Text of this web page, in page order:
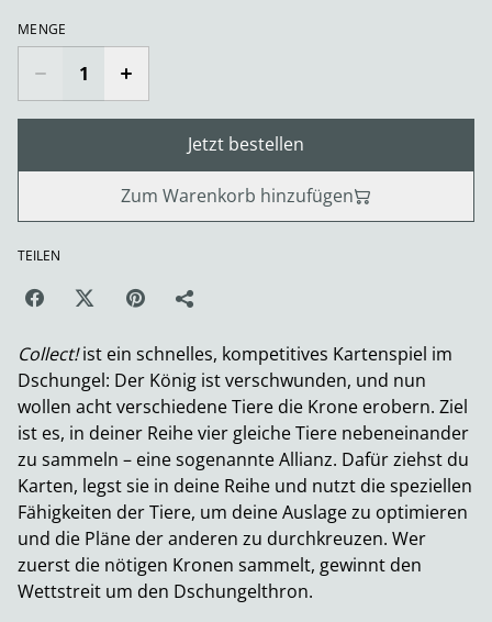
MENGE
Jetzt bestellen
Zum Warenkorb hinzufügen
TEILEN
Collect!ist ein schnelles, kompetitives Kartenspiel im
Dschungel: Der König ist verschwunden, und nun
wollen acht verschiedene Tiere die Krone erobern. Ziel
ist es, in deiner Reihe vier gleiche Tiere nebeneinander
zu sammeln – eine sogenannte Allianz. Dafür ziehst du
Karten, legst sie in deine Reihe und nutzt die speziellen
Fähigkeiten der Tiere, um deine Auslage zu optimieren
und die Pläne der anderen zu durchkreuzen. Wer
zuerst die nötigen Kronen sammelt, gewinnt den
Wettstreit um den Dschungelthron.